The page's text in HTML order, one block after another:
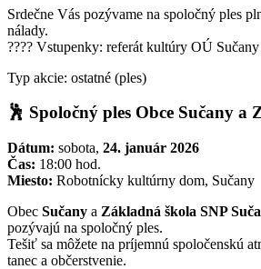
Srdečne Vás pozývame na spoločný ples
nálady.
????️ Vstupenky: referát kultúry OÚ Sučany
Typ akcie: ostatné (ples)
🕺 Spoločný ples Obce Sučany a
Dátum: sobota, 24. január 2026
Čas: 18:00 hod.
Miesto: Robotnícky kultúrny dom, Sučany
Obec Sučany a Základná škola SNP
pozývajú na spoločný ples.
Tešiť sa môžete na príjemnú spoločenskú
tanec a občerstvenie.